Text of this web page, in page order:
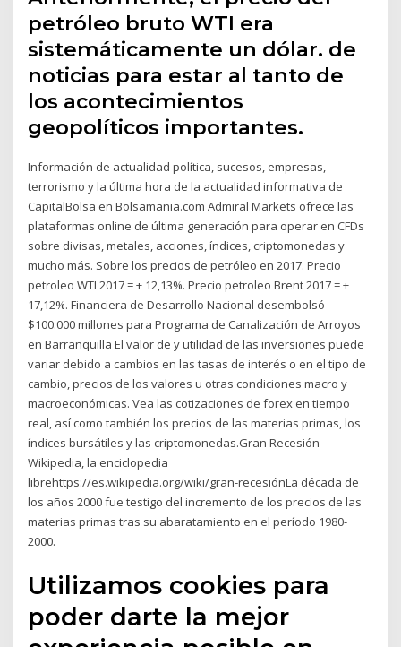
petróleo bruto WTI era
sistemáticamente un dólar. de
noticias para estar al tanto de
los acontecimientos
geopolíticos importantes.
Información de actualidad política, sucesos, empresas,
terrorismo y la última hora de la actualidad informativa de
CapitalBolsa en Bolsamania.com Admiral Markets ofrece las
plataformas online de última generación para operar en CFDs
sobre divisas, metales, acciones, índices, criptomonedas y
mucho más. Sobre los precios de petróleo en 2017. Precio
petroleo WTI 2017 = + 12,13%. Precio petroleo Brent 2017 = +
17,12%. Financiera de Desarrollo Nacional desembolsó
$100.000 millones para Programa de Canalización de Arroyos
en Barranquilla El valor de y utilidad de las inversiones puede
variar debido a cambios en las tasas de interés o en el tipo de
cambio, precios de los valores u otras condiciones macro y
macroeconómicas. Vea las cotizaciones de forex en tiempo
real, así como también los precios de las materias primas, los
índices bursátiles y las criptomonedas.Gran Recesión -
Wikipedia, la enciclopedia
librehttps://es.wikipedia.org/wiki/gran-recesiónLa década de
los años 2000 fue testigo del incremento de los precios de las
materias primas tras su abaratamiento en el período 1980-
2000.
Utilizamos cookies para
poder darte la mejor